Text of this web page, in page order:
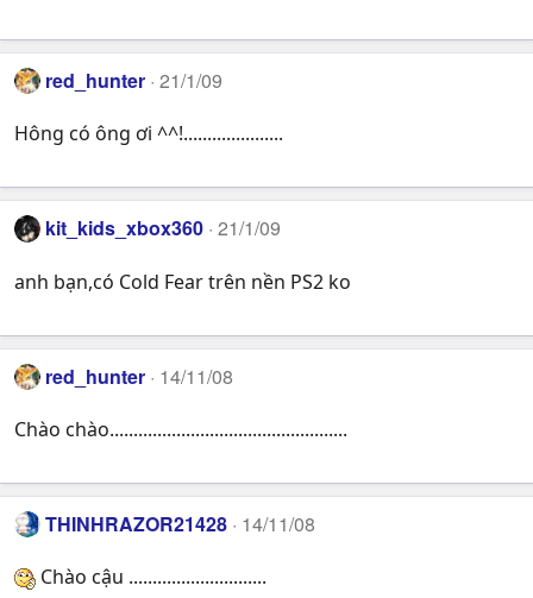
red_hunter 21/1/09
Hông có ông ơi ^^!.....................
kit_kids_xbox360 21/1/09
anh bạn,có Cold Fear trên nền PS2 ko
red_hunter 14/11/08
Chào chào..................................................
THINHRAZOR21428 14/11/08
Chào cậu .............................